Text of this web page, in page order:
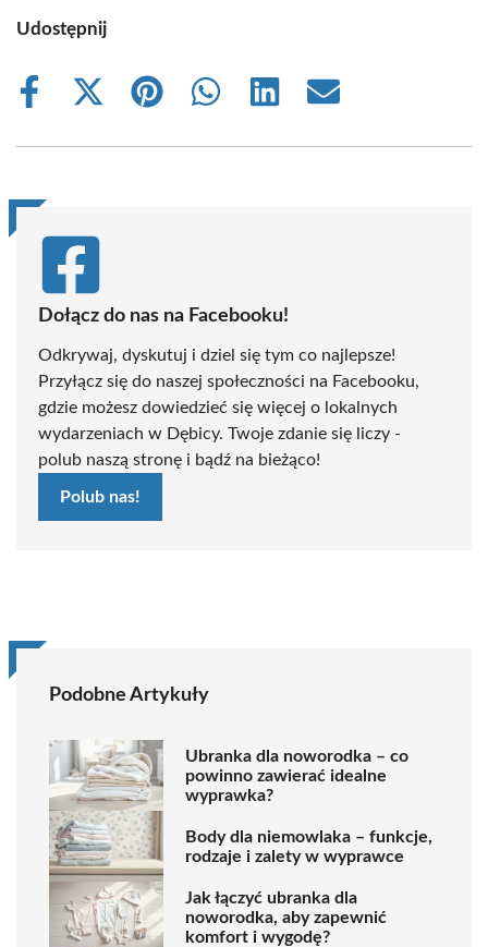
Udostępnij
Share
Share
(Twitter)
Share
Share
Share
Share
Dołącz do nas na Facebooku!
Odkrywaj, dyskutuj i dziel się tym co najlepsze!
Przyłącz się do naszej społeczności na Facebooku,
gdzie możesz dowiedzieć się więcej o lokalnych
wydarzeniach w Dębicy. Twoje zdanie się liczy -
polub naszą stronę i bądź na bieżąco!
Polub nas!
Podobne Artykuły
Ubranka dla noworodka – co
powinno zawierać idealne
wyprawka?
Body dla niemowlaka – funkcje,
rodzaje i zalety w wyprawce
Jak łączyć ubranka dla
noworodka, aby zapewnić
komfort i wygodę?